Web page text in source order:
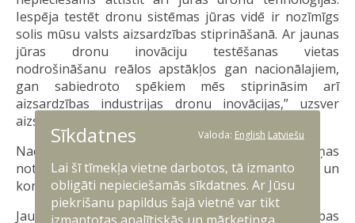
Iespēja testēt dronu sistēmas jūras vidē ir nozīmīgs
solis mūsu valsts aizsardzības stiprināšanā. Ar jaunas
jūras dronu inovāciju testēšanas vietas
nodrošināšanu reālos apstākļos gan nacionālajiem,
gan sabiedroto spēkiem mēs stiprināsim arī
aizsardzības industrijas dronu inovācijas,” uzsver
aizsardzības ministrs Andris Sprūds.
Nacionālie bruņotie spēki veikuši būtiskas izmaiņas
noteikumos, lai nodrošinātu iespēju Latvijā droši un
kontrolēti testēt militārās bezpilota sistēmas jūrā.
Jaunie noteikumi ietver skaidri definētus drošības
Sīkdatnes Valoda: English Latviešu
Lai šī tīmekļa vietne darbotos, tā izmanto
obligāti nepieciešamās sīkdatnes. Ar Jūsu
piekrišanu papildus šajā vietnē var tikt
izmantotas analītiskās un mārketinga